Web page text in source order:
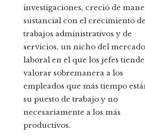
investigaciones, creció de
sustancial con el crecimiento
trabajos administrativos y de
servicios, un nicho del mercado
laboral en el que los jefes
valorar sobremanera a los
empleados que más tiempo
su puesto de trabajo y no
necesariamente a los más
productivos.